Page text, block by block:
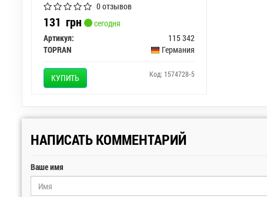
0 отзывов
131 грн
сегодня
Артикул:
115 342
TOPRAN
Германия
КУПИТЬ Код: 1574728-5
НАПИСАТЬ КОММЕНТАРИЙ
Ваше имя